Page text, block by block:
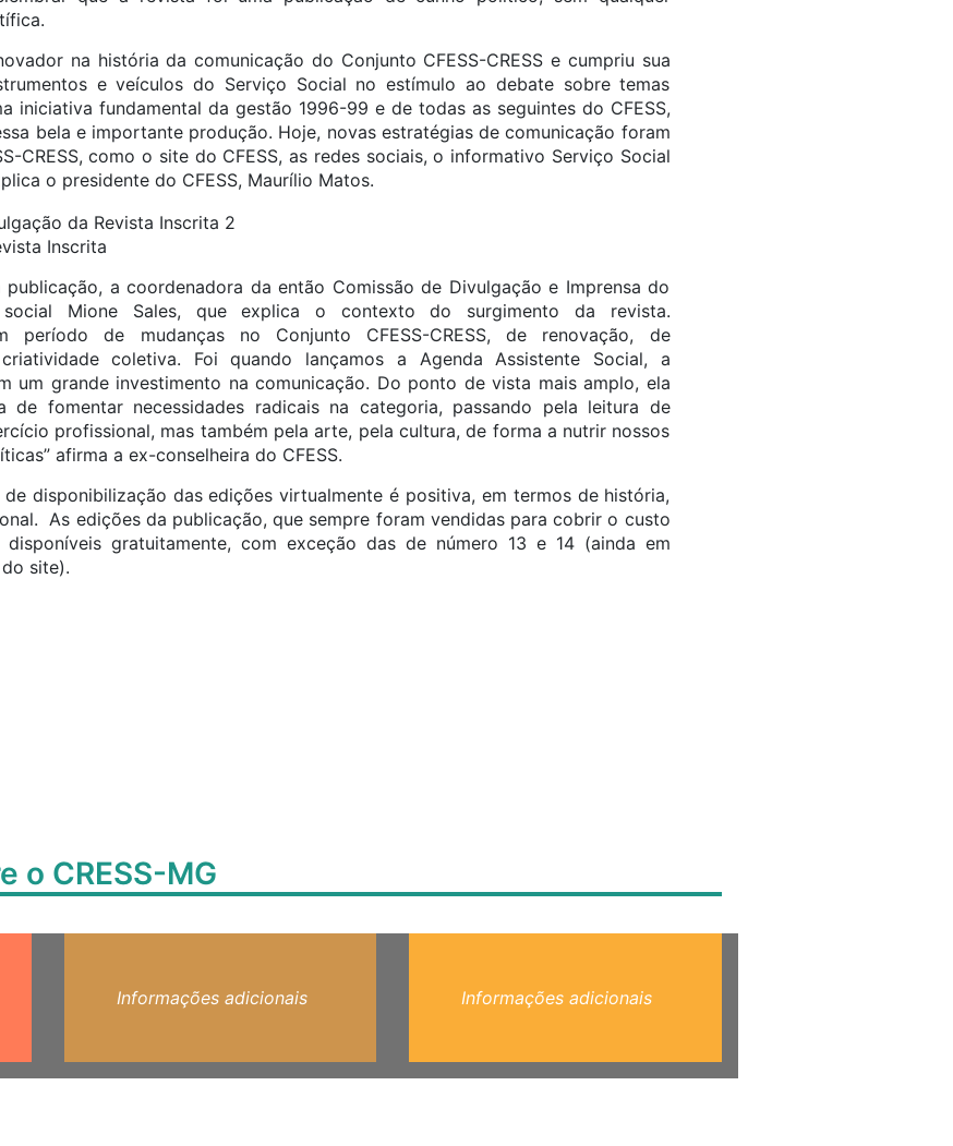
na história da comunicação do Conjunto CFESS-CRESS e cumpriu sua
e veículos do Serviço Social no estímulo ao debate sobre temas
iniciativa fundamental da gestão 1996-99 e de todas as seguintes do CFESS,
bela e importante produção. Hoje, novas estratégias de comunicação foram
CRESS, como o site do CFESS, as redes sociais, o informativo Serviço Social
o presidente do CFESS, Maurílio Matos.
Inscrita
a coordenadora da então Comissão de Divulgação e Imprensa do
social Mione Sales, que explica o contexto do surgimento da revista.
período de mudanças no Conjunto CFESS-CRESS, de renovação, de
coletiva. Foi quando lançamos a Agenda Assistente Social, a
um grande investimento na comunicação. Do ponto de vista mais amplo, ela
de fomentar necessidades radicais na categoria, passando pela leitura de
profissional, mas também pela arte, pela cultura, de forma a nutrir nossos
afirma a ex-conselheira do CFESS.
disponibilização das edições virtualmente é positiva, em termos de história,
As edições da publicação, que sempre foram vendidas para cobrir o custo
gratuitamente, com exceção das de número 13 e 14 (ainda em
site).
o CRESS-MG
Informações adicionais Informações adicionais